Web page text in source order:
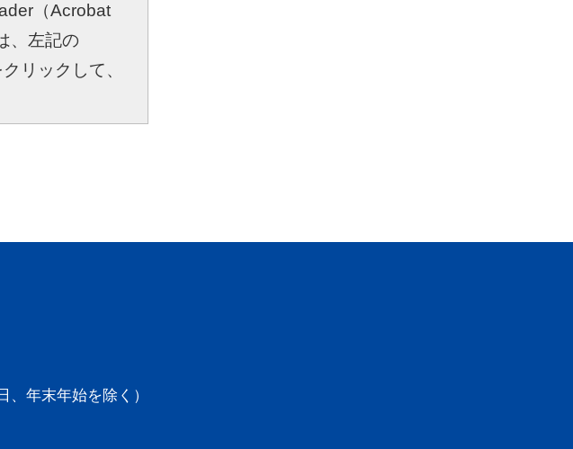
（Acrobat
、左記の
リックして、
、年末年始を除く）